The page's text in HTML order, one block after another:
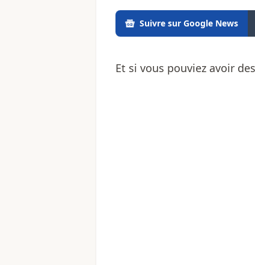
Suivre sur Google News
Et si vous pouviez avoir